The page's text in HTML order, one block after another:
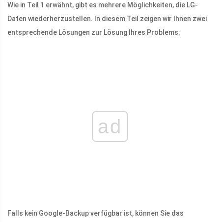
Wie in Teil 1 erwähnt, gibt es mehrere Möglichkeiten, die LG-
Daten wiederherzustellen. In diesem Teil zeigen wir Ihnen zwei
entsprechende Lösungen zur Lösung Ihres Problems:
ad
Falls kein Google-Backup verfügbar ist, können Sie das